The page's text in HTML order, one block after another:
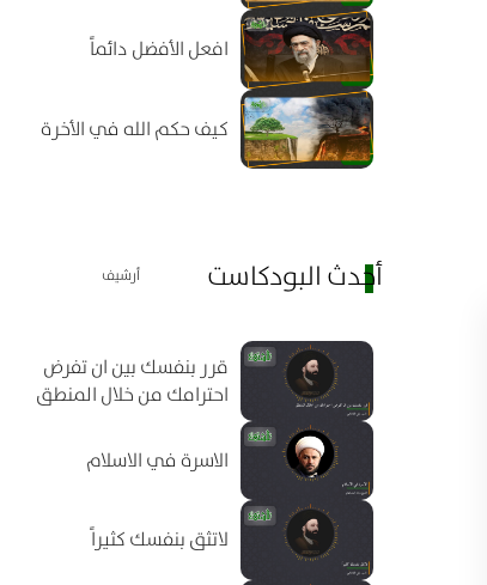
افعل الأفضل دائماً
كيف حكم الله في الأخرة
أحدث البودكاست أرشيف
قرر بنفسك بين ان تفرض
احترامك من خلال المنطق
الاسرة في الاسلام
لاتثق بنفسك كثيراً